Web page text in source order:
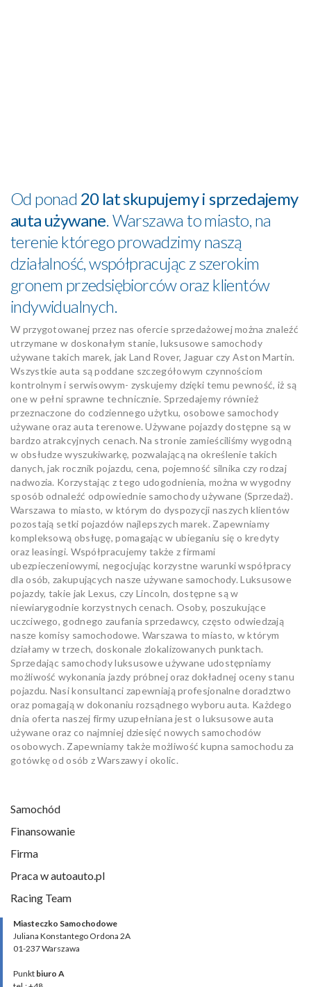
Od ponad 20 lat skupujemy i sprzedajemy
auta używane. Warszawa to miasto, na
terenie którego prowadzimy naszą
działalność, współpracując z szerokim
gronem przedsiębiorców oraz klientów
indywidualnych.
W przygotowanej przez nas ofercie sprzedażowej można znaleźć
utrzymane w doskonałym stanie, luksusowe samochody
używane takich marek, jak Land Rover, Jaguar czy Aston Martin.
Wszystkie auta są poddane szczegółowym czynnościom
kontrolnym i serwisowym- zyskujemy dzięki temu pewność, iż są
one w pełni sprawne technicznie. Sprzedajemy również
przeznaczone do codziennego użytku, osobowe samochody
używane oraz auta terenowe. Używane pojazdy dostępne są w
bardzo atrakcyjnych cenach. Na stronie zamieściliśmy wygodną
w obsłudze wyszukiwarkę, pozwalającą na określenie takich
danych, jak rocznik pojazdu, cena, pojemność silnika czy rodzaj
nadwozia. Korzystając z tego udogodnienia, można w wygodny
sposób odnaleźć odpowiednie samochody używane (Sprzedaż).
Warszawa to miasto, w którym do dyspozycji naszych klientów
pozostają setki pojazdów najlepszych marek. Zapewniamy
kompleksową obsługę, pomagając w ubieganiu się o kredyty
oraz leasingi. Współpracujemy także z firmami
ubezpieczeniowymi, negocjując korzystne warunki współpracy
dla osób, zakupujących nasze używane samochody. Luksusowe
pojazdy, takie jak Lexus, czy Lincoln, dostępne są w
niewiarygodnie korzystnych cenach. Osoby, poszukujące
uczciwego, godnego zaufania sprzedawcy, często odwiedzają
nasze komisy samochodowe. Warszawa to miasto, w którym
działamy w trzech, doskonale zlokalizowanych punktach.
Sprzedając samochody luksusowe używane udostępniamy
możliwość wykonania jazdy próbnej oraz dokładnej oceny stanu
pojazdu. Nasi konsultanci zapewniają profesjonalne doradztwo
oraz pomagają w dokonaniu rozsądnego wyboru auta. Każdego
dnia oferta naszej firmy uzupełniana jest o luksusowe auta
używane oraz co najmniej dziesięć nowych samochodów
osobowych. Zapewniamy także możliwość kupna samochodu za
gotówkę od osób z Warszawy i okolic.
Samochód
Finansowanie
Firma
Praca w autoauto.pl
Racing Team
Miasteczko Samochodowe
Juliana Konstantego Ordona 2A
01-237 Warszawa
Punkt biuro A